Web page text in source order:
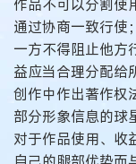
作品不可以分割使
通过协商一致行使
一方不得阻止他方
益应当合理分配给
创作中作出著作权
部分形象信息的球
对于作品使用、收